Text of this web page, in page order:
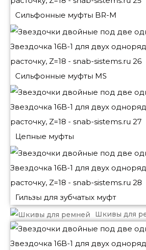
Сильфонные муфты BR-M
Сильфонные муфты MS
Цепные муфты
Гильзы для зубчатых муфт
Шкивы для